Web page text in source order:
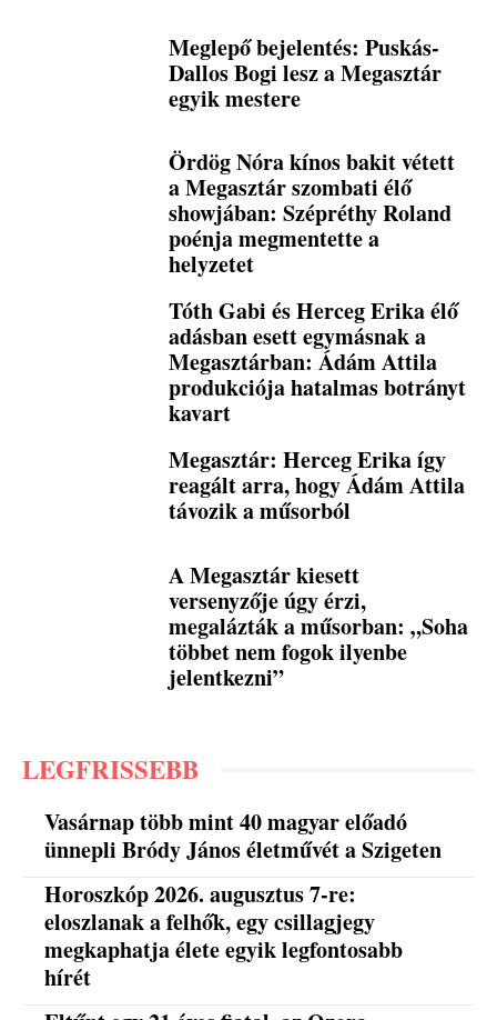
Meglepő bejelentés: Puskás-
Dallos Bogi lesz a Megasztár
egyik mestere
Ördög Nóra kínos bakit vétett
a Megasztár szombati élő
showjában: Szépréthy Roland
poénja megmentette a
helyzetet
Tóth Gabi és Herceg Erika élő
adásban esett egymásnak a
Megasztárban: Ádám Attila
produkciója hatalmas botrányt
kavart
Megasztár: Herceg Erika így
reagált arra, hogy Ádám Attila
távozik a műsorból
A Megasztár kiesett
versenyzője úgy érzi,
megalázták a műsorban: „Soha
többet nem fogok ilyenbe
jelentkezni”
LEGFRISSEBB
Vasárnap több mint 40 magyar előadó
ünnepli Bródy János életművét a Szigeten
Horoszkóp 2026. augusztus 7-re:
eloszlanak a felhők, egy csillagjegy
megkaphatja élete egyik legfontosabb
hírét